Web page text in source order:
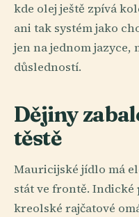
kde olej ještě zpívá
ani tak systém jako
jen na jednom
důsledností.
Dějiny
těstě
Mauricijské jídlo má
stát ve frontě. Indické
kreolské rajčatové